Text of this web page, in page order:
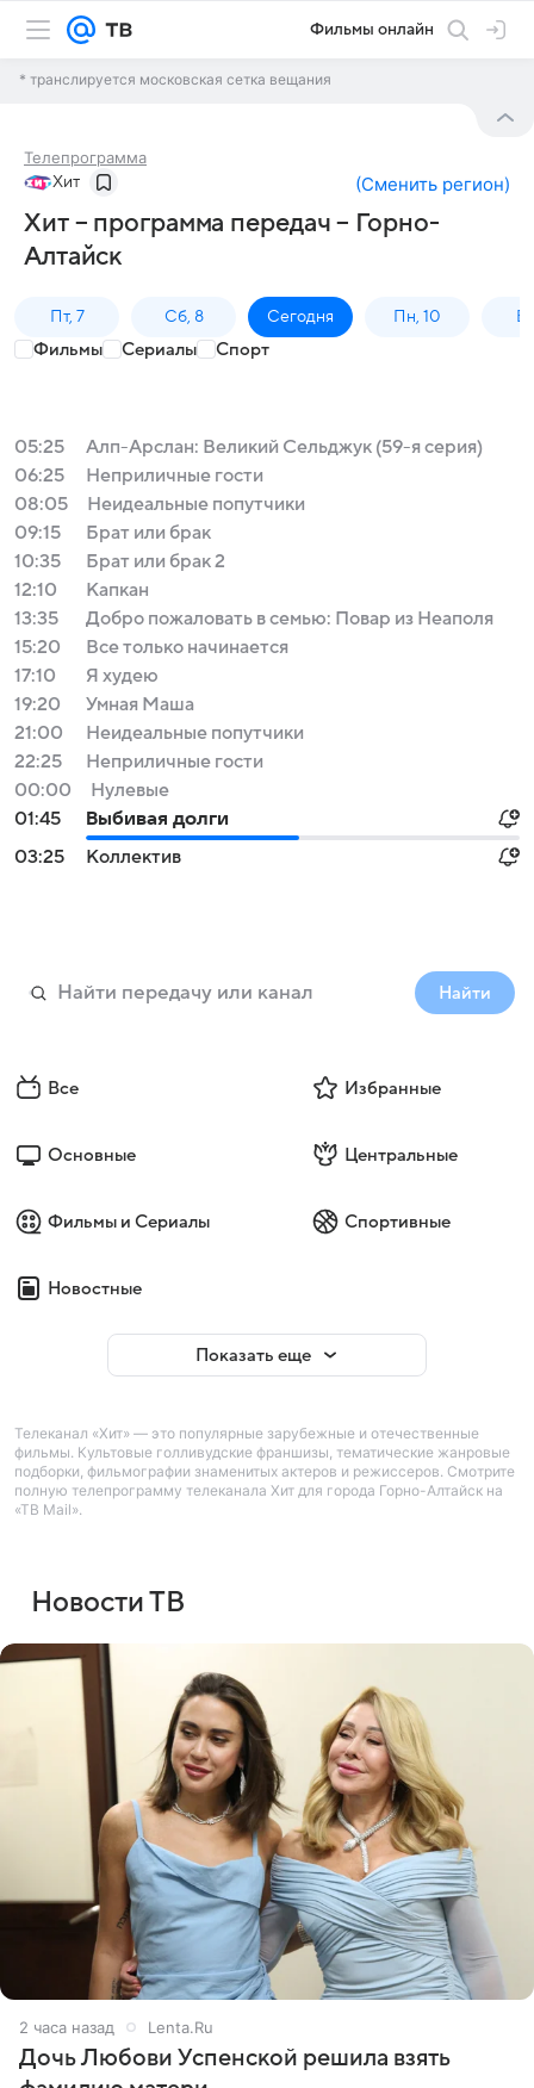
Фильмы онлайн
* транслируется московская сетка вещания
Телепрограмма
Хит (Сменить регион)
Хит – программа передач – Горно-
Алтайск
Пт, 7 Сб, 8 Сегодня Пн, 10
Фильмы Сериалы Спорт
05:25
Алп-Арслан: Великий Сельджук (59-я серия)
06:25
Неприличные гости
08:05
Неидеальные попутчики
09:15
Брат или брак
10:35
Брат или брак 2
12:10
Капкан
13:35
Добро пожаловать в семью: Повар из Неаполя
15:20
Все только начинается
17:10
Я худею
19:20
Умная Маша
21:00
Неидеальные попутчики
22:25
Неприличные гости
00:00
Нулевые
01:45
Выбивая долги
03:25
Коллектив
Найти
Все Избранные
Основные Центральные
Фильмы и Сериалы Спортивные
Новостные
Показать еще
Телеканал «Хит» — это популярные зарубежные и отечественные
фильмы. Культовые голливудские франшизы, тематические жанровые
подборки, фильмографии знаменитых актеров и режиссеров. Смотрите
полную телепрограмму телеканала Хит для города Горно-Алтайск на
«ТВ Mail».
Новости ТВ
2 часа назад Lenta.Ru
Дочь Любови Успенской решила взять